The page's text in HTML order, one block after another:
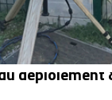
déploiement